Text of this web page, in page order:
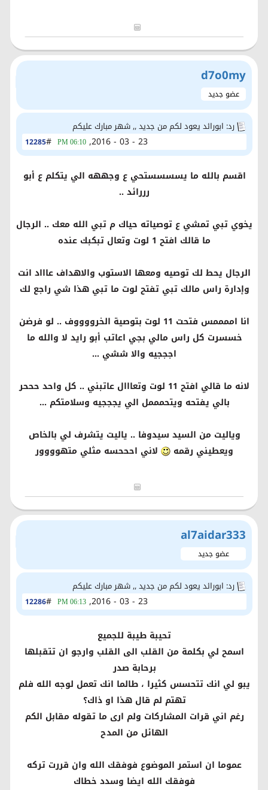
d7o0my
عضو جديد
رد: ابورائد يعود لكم من جديد ,, شهر مبارك عليكم
12285# 23 - 03 - 2016,
06:10 PM
اقسم بالله ما يسسسستحي ع وجههه الي يتكلم ع أبو
رررائد ..
يخوي تبي تمشي ع توصياته حياك م تبي الله معك .. الرجال
ما قالك افتح 1 لوت وتعال تبكبك عنده
الرجال يحط لك توصيه ومعها الاستوب والاهداف عاااد انت
وإدارة راس مالك تبي تفتح لوت ما تبي هذا شي راجع لك
انا اممممس فتحت 11 لوت بتوصية الخرووووف .. لو فرضن
خسسرت كل راس مالي بجي اعاتب أبو رايد لا والله ما
اجججيه والا ششي ...
لانه ما قالي افتح 11 لوت وتعااال عاتبني .. كل واحد حححر
بالي يفتحه ويتحمممل الي يجججيه وسلامتكم ...
وياليت من السيد سيدوفا .. ياليت يتشرف لي بالخاص
ويعطيني رقمه
لاني احححسه مثلي متهوووور
al7aidar333
عضو جديد
رد: ابورائد يعود لكم من جديد ,, شهر مبارك عليكم
12286# 23 - 03 - 2016,
06:13 PM
تحيبة طيبة للجميع
اسمح لي بكلمة من القلب الى القلب وارجو ان تتقبلها
برحابة صدر
يبو لي انك تتحسس كثيرا ، طالما انك تعمل لوجه الله فلم
تهتم لم قال هذا او ذاك؟
رغم اني قرات المشاركات ولم ارى ما تقوله مقابل الكم
الهائل من المدح
عموما ان استمر الموضوع فوفقك الله وان قررت تركه
فوفقك الله ايضا وسدد خطاك